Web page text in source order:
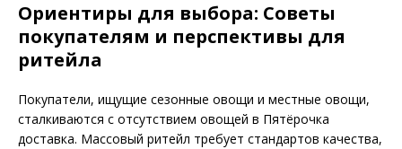
Ориентиры для выбора: Советы
покупателям и перспективы для
ритейла
Покупатели, ищущие сезонные овощи и местные овощи,
сталкиваются с отсутствием овощей в Пятёрочка
доставка. Массовый ритейл требует стандартов качества,